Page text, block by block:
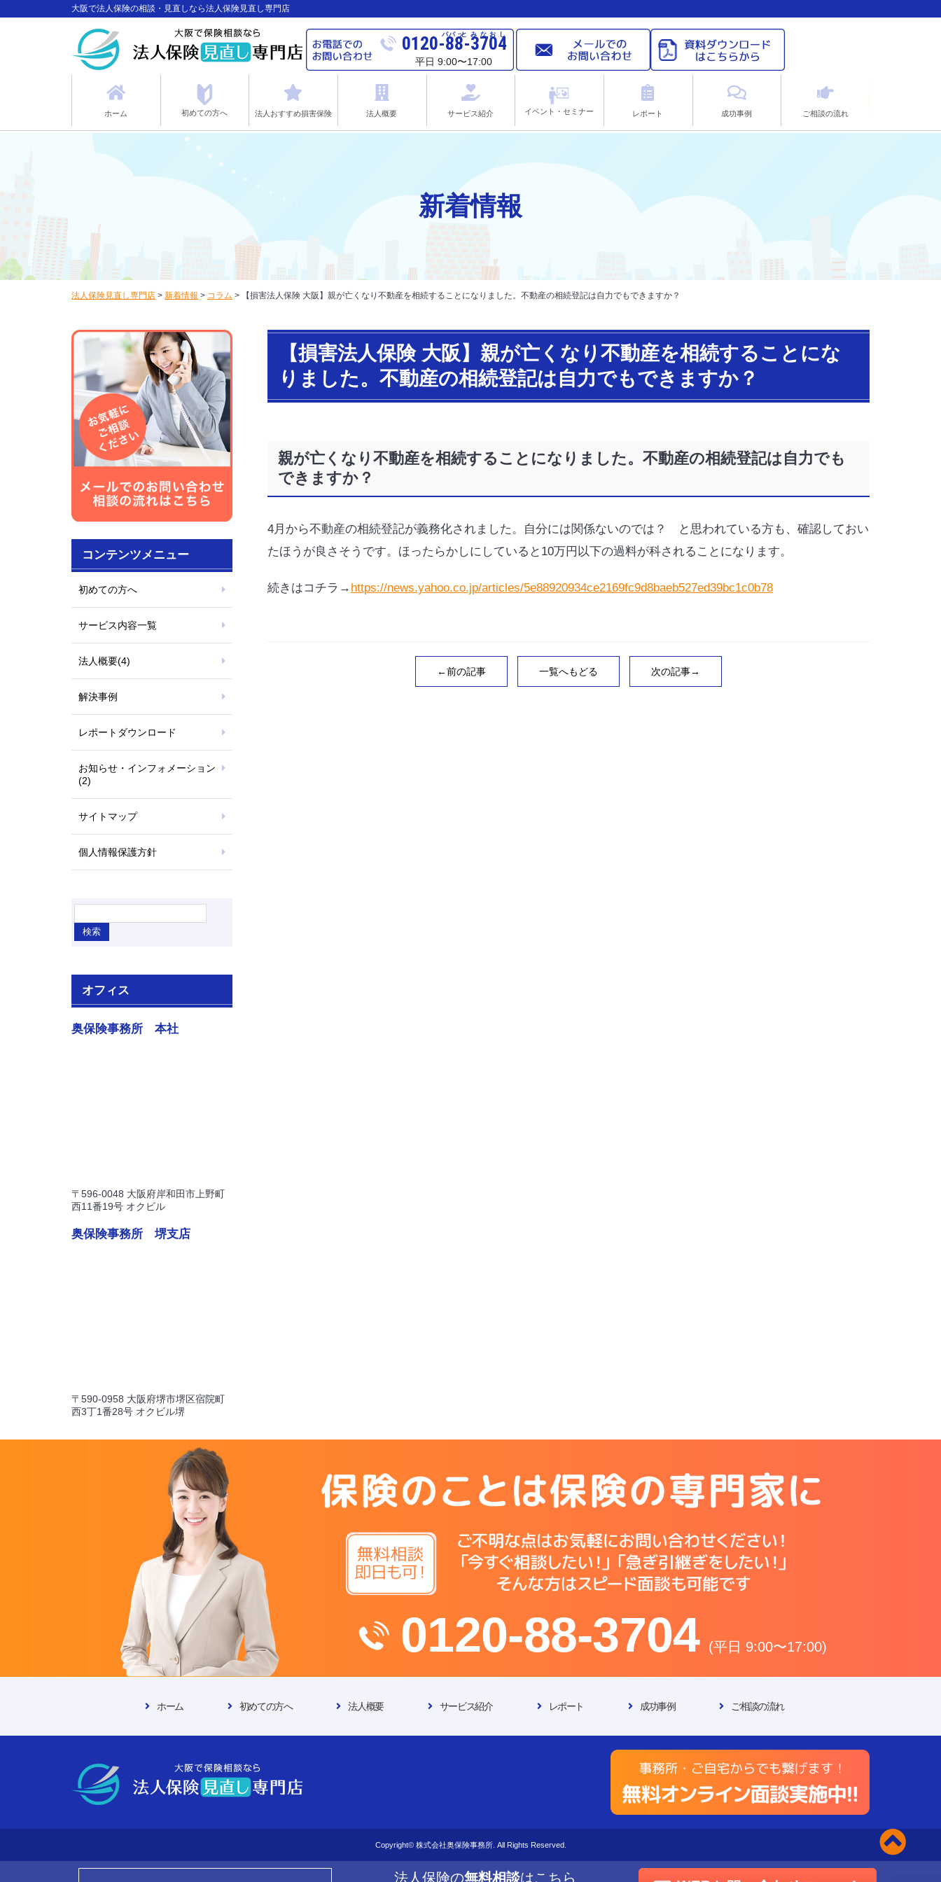
大阪で法人保険の相談・見直しなら法人保険見直し専門店
パパ ッと みなおし
0120-88-3704
平日 9:00〜17:00
ホーム 初めての方へ 法人おすすめ損害保険 法人概要 サービス紹介 イベント・セミナー レポート 成功事例 ご相談の流れ
新着情報
法人保険見直し専門店 > 新着情報 > コラム > 【損害法人保険 大阪】親が亡くなり不動産を相続することになりました。不動産の相続登記は自力でもできますか？
【損害法人保険 大阪】親が亡くなり不動産を相続することにな
りました。不動産の相続登記は自力でもできますか？
親が亡くなり不動産を相続することになりました。不動産の相続登記は自力でも
できますか？
4月から不動産の相続登記が義務化されました。自分には関係ないのでは？ と思われている方も、確認しておい
たほうが良さそうです。ほったらかしにしていると10万円以下の過料が科されることになります。
続きはコチラ→ https://news.yahoo.co.jp/articles/5e88920934ce2169fc9d8baeb527ed39bc1c0b78
←前の記事 一覧へもどる 次の記事→
コンテンツメニュー
初めての方へ
サービス内容一覧
法人概要(4)
解決事例
レポートダウンロード
お知らせ・インフォメーション
(2)
サイトマップ
個人情報保護方針
オフィス
奥保険事務所 本社
〒596-0048 大阪府岸和田市上野町
西11番19号 オクビル
奥保険事務所 堺支店
〒590-0958 大阪府堺市堺区宿院町
西3丁1番28号 オクビル堺
0120-88-3704 (平日 9:00〜17:00)
ホーム 初めての方へ 法人概要 サービス紹介 レポート 成功事例 ご相談の流れ
Copyright© 株式会社奥保険事務所. All Rights Reserved.
法人保険の無料相談はこちら